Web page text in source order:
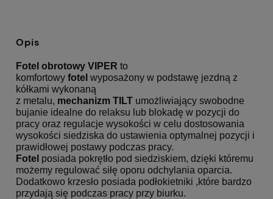
Opis
Fotel obrotowy VIPER to
komfortowy fotel wyposażony w podstawę jezdną z
kółkami wykonaną
z metalu, mechanizm TILT umożliwiający swobodne
bujanie idealne do relaksu lub blokadę w pozycji do
pracy oraz regulacje wysokości w celu dostosowania
wysokości siedziska do ustawienia optymalnej pozycji i
prawidłowej postawy podczas pracy.
Fotel posiada pokrętło pod siedziskiem, dzięki któremu
możemy regulować siłę oporu odchylania oparcia.
Dodatkowo krzesło posiada podłokietniki ,które bardzo
przydają się podczas pracy przy biurku.